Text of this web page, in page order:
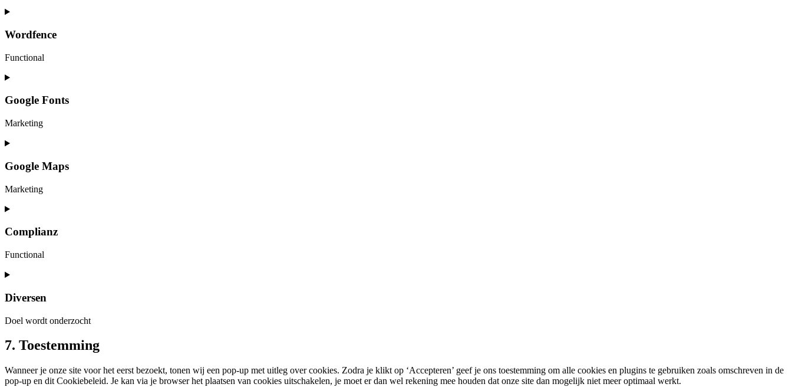
Consent
service
Wordfence
Functional
Consent
service
wordfence
Google Fonts
Marketing
Consent
service
google-
fonts
Google Maps
Marketing
Consent
service
google-
maps
Complianz
Functional
Consent
service
Diversen
Doel wordt onderzocht
Consent
to
diversen
7. Toestemming
Wanneer je onze site voor het eerst bezoekt, tonen wij een pop-up met uitleg over cookies. Zodra je klikt op ‘Accepteren’ geef je ons toestemming om alle cookies en plugins te gebruiken zoals omschreven in de
pop-up en dit Cookiebeleid. Je kan via je browser het plaatsen van cookies uitschakelen, je moet er dan wel rekening mee houden dat onze site dan mogelijk niet meer optimaal werkt.